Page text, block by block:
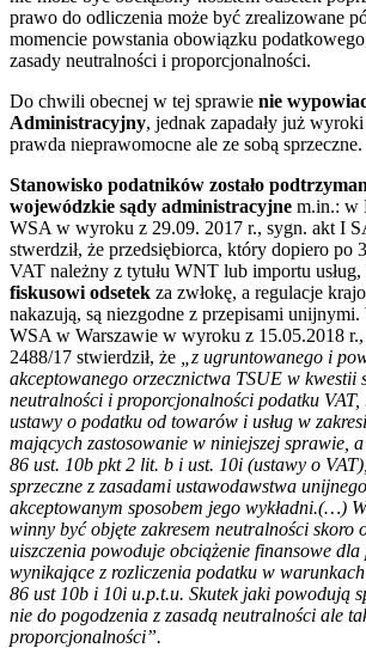
prawo do odliczenia może być zrealizowane
momencie powstania obowiązku
zasady neutralności i proporcjonalności.
Do chwili obecnej w tej sprawie nie
Administracyjny, jednak zapadały już
prawda nieprawomocne ale ze sobą sprzeczne.
Stanowisko podatników zostało
wojewódzkie sądy administracyjne m.in.: w
WSA w wyroku z 29.09. 2017 r., sygn. akt I
stwerdził, że przedsiębiorca, który dopiero po
VAT należny z tytułu WNT lub importu usług,
fiskusowi odsetek za zwłokę, a regulacje
nakazują, są niezgodne z przepisami
WSA w Warszawie w wyroku z 15.05.2018
2488/17 stwierdził, że
„z ugruntowanego i
akceptowanego orzecznictwa TSUE w kwestii
neutralności i proporcjonalności podatku VAT,
ustawy o podatku od towarów i usług w
mających zastosowanie w niniejszej sprawie,
86 ust. 10b pkt 2 lit. b i ust. 10i (ustawy o
sprzeczne z zasadami ustawodawstwa
akceptowanym sposobem jego wykładni.(…)
winny być objęte zakresem neutralności skoro
uiszczenia powoduje obciążenie finansowe dla
wynikające z rozliczenia podatku w
86 ust 10b i 10i u.p.t.u. Skutek jaki powodują
nie do pogodzenia z zasadą neutralności ale
proporcjonalności”.